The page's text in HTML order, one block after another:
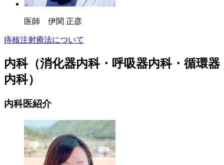
医師 伊関 正彦
痔核注射療法について
内科（消化器内科・呼吸器内科・循環器
内科）
内科医紹介